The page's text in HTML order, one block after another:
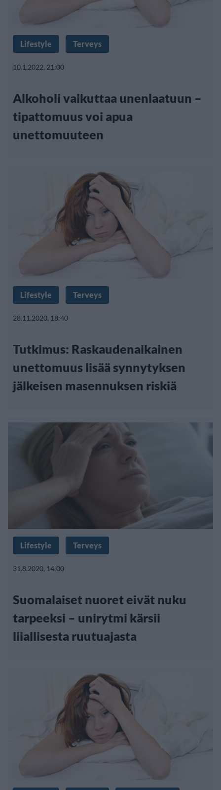
Lifestyle Terveys
10.1.2022, 21:00
Alkoholi vaikuttaa unenlaatuun –
tipattomuus voi apua
unettomuuteen
Lifestyle Terveys
28.11.2020, 18:40
Tutkimus: Raskaudenaikainen
unettomuus lisää synnytyksen
jälkeisen masennuksen riskiä
Lifestyle Terveys
31.8.2020, 14:00
Suomalaiset nuoret eivät nuku
tarpeeksi – unirytmi kärsii
liiallisesta ruutuajasta